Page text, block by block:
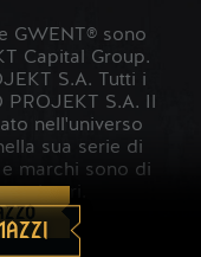
GWENT® sono
Capital Group.
S.A. Tutti i
S.A. Il
nell'universo
sua serie di
marchi sono di